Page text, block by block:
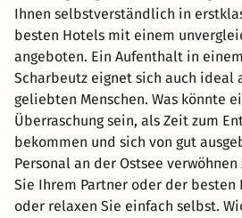
Ihnen selbstverständlich in
besten Hotels mit einem
angeboten. Ein Aufenthalt in
Scharbeutz eignet sich auch ideal
geliebten Menschen. Was könnte
Überraschung sein, als Zeit zum
bekommen und sich von gut
Personal an der Ostsee verwöhnen
Sie Ihrem Partner oder der besten
oder relaxen Sie einfach selbst.